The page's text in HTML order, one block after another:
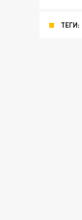
ТЕГИ: